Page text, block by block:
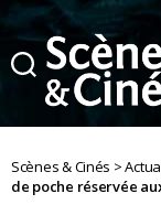
Cinés
Scènes & Cinés >
de poche réservée